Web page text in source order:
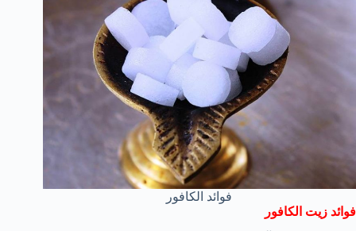
فوائد الكافور
فوائد زيت الكافور